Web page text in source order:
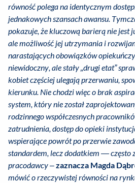
równość polega na identycznym
jednakowych szansach awansu.
pokazuje, że kluczową barierą nie jest
ale możliwość jej utrzymania i
narastających obowiązków
niewidoczny, ale stały „drugi etat”
kobiet częściej ulegają przerwaniu,
kierunku. Nie chodzi więc o brak
system, który nie został
rodzinnego współczesnych
zatrudnienia, dostęp do opieki
wspierające powrót po przerwie
standardem, lecz dodatkiem — często
pracodawcy –zaznacza Magda
mówić o rzeczywistej równości na